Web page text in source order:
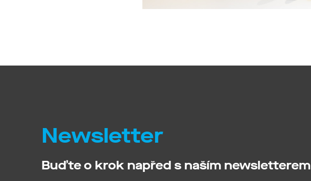
Newsletter
Buďte o krok napřed s naším newsletterem